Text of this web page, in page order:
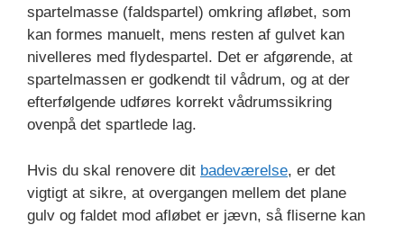
spartelmasse (faldspartel) omkring afløbet, som
kan formes manuelt, mens resten af gulvet kan
nivelleres med flydespartel. Det er afgørende, at
spartelmassen er godkendt til vådrum, og at der
efterfølgende udføres korrekt vådrumssikring
ovenpå det spartlede lag.
Hvis du skal renovere dit badeværelse, er det
vigtigt at sikre, at overgangen mellem det plane
gulv og faldet mod afløbet er jævn, så fliserne kan